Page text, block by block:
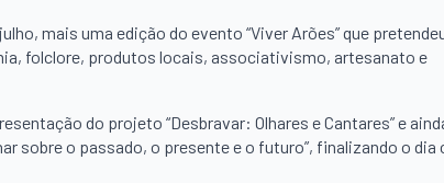
mais uma edição do evento “Viver Arões” que
folclore, produtos locais, associativismo, artesanato e
do projeto “Desbravar: Olhares e Cantares” e
sobre o passado, o presente e o futuro”, finalizando o dia